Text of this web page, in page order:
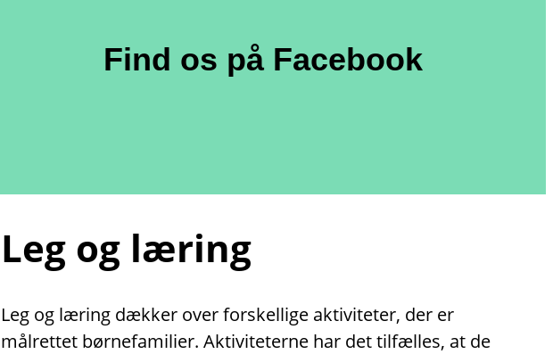
Find os på Facebook
Leg og læring
Leg og læring dækker over forskellige aktiviteter, der er
målrettet børnefamilier. Aktiviteterne har det tilfælles, at de